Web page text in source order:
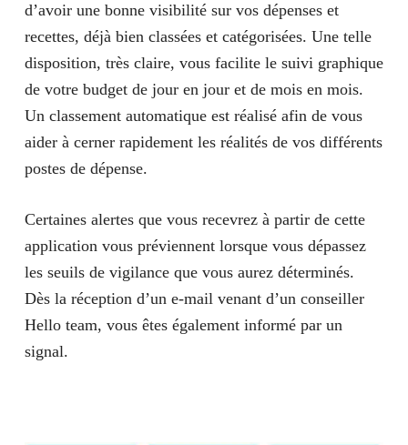
d’avoir une bonne visibilité sur vos dépenses et
recettes, déjà bien classées et catégorisées. Une telle
disposition, très claire, vous facilite le suivi graphique
de votre budget de jour en jour et de mois en mois.
Un classement automatique est réalisé afin de vous
aider à cerner rapidement les réalités de vos différents
postes de dépense.
Certaines alertes que vous recevrez à partir de cette
application vous préviennent lorsque vous dépassez
les seuils de vigilance que vous aurez déterminés.
Dès la réception d’un e-mail venant d’un conseiller
Hello team, vous êtes également informé par un
signal.